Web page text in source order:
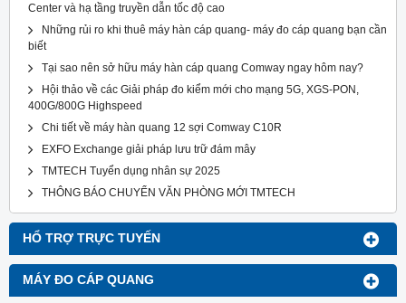
HỔ TRỢ TRỰC TUYẾN
MÁY ĐO CÁP QUANG
Center và hạ tầng truyền dẫn tốc độ cao
Những rủi ro khi thuê máy hàn cáp quang- máy đo cáp quang bạn cần
biết
Tại sao nên sở hữu máy hàn cáp quang Comway ngay hôm nay?
Hội thảo về các Giải pháp đo kiểm mới cho mạng 5G, XGS-PON,
400G/800G Highspeed
Chi tiết về máy hàn quang 12 sợi Comway C10R
EXFO Exchange giải pháp lưu trữ đám mây
TMTECH Tuyển dụng nhân sự 2025
THÔNG BÁO CHUYỂN VĂN PHÒNG MỚI TMTECH